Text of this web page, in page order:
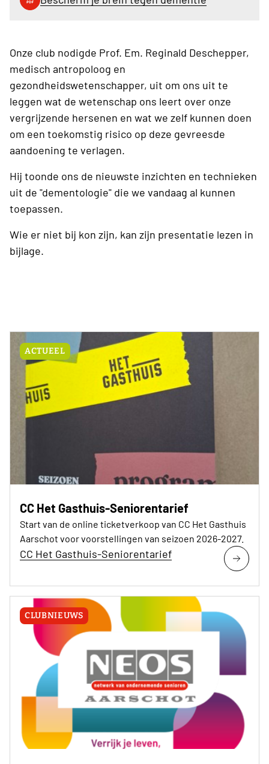
Onze club nodigde Prof. Em. Reginald Deschepper,
medisch antropoloog en
gezondheidswetenschapper, uit om ons uit te
leggen wat de wetenschap ons leert over onze
vergrijzende hersenen en wat we zelf kunnen doen
om een toekomstig risico op deze gevreesde
aandoening te verlagen.
Hij toonde ons de nieuwste inzichten en technieken
uit de "dementologie" die we vandaag al kunnen
toepassen.
Wie er niet bij kon zijn, kan zijn presentatie lezen in
bijlage.
ACTUEEL
CC Het Gasthuis-Seniorentarief
Start van de online ticketverkoop van CC Het Gasthuis
Aarschot voor voorstellingen van seizoen 2026-2027.
CC Het Gasthuis-Seniorentarief
CLUBNIEUWS